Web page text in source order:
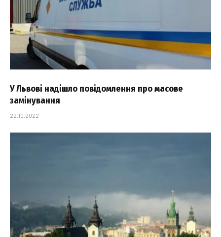
У Львові надішло повідомлення про масове
замінування
22.10.2022